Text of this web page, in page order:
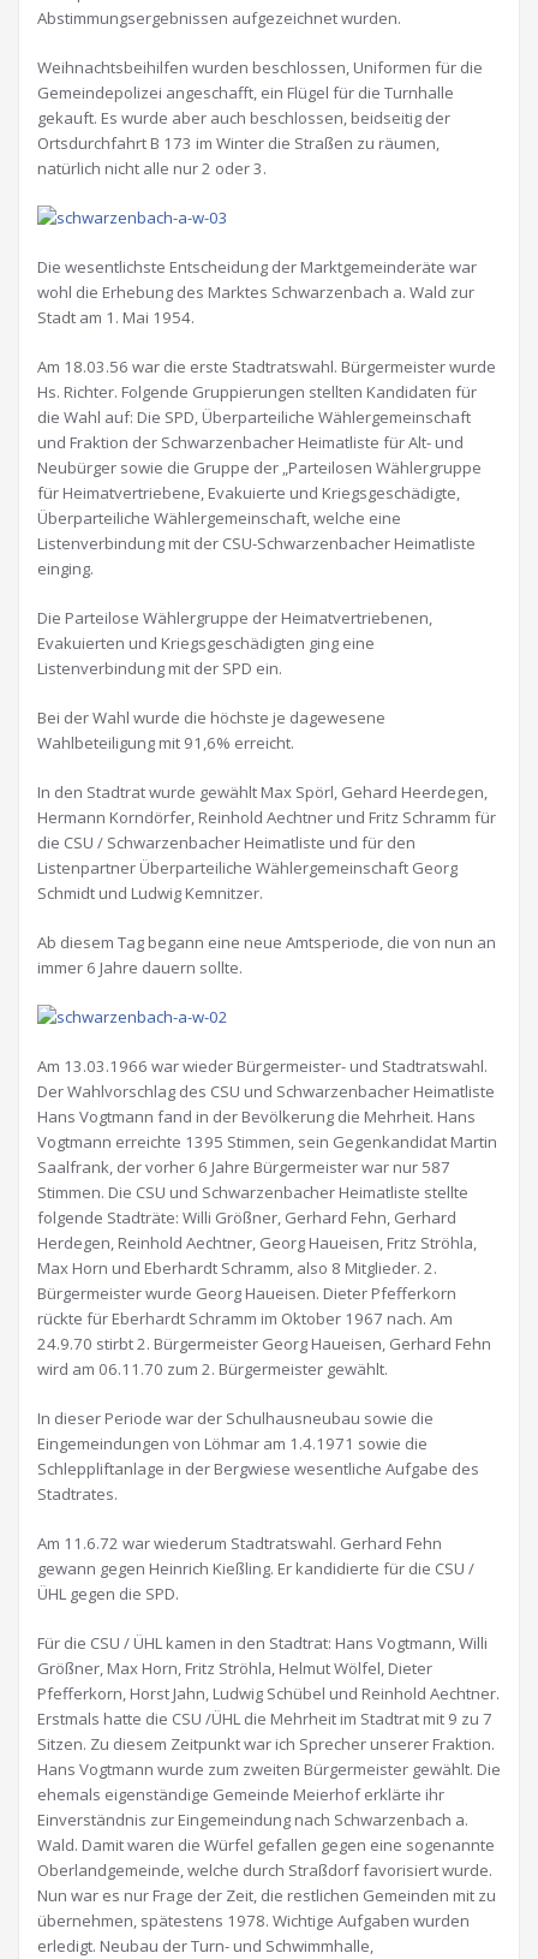
Abstimmungsergebnissen aufgezeichnet wurden.
Weihnachtsbeihilfen wurden beschlossen, Uniformen für die
Gemeindepolizei angeschafft, ein Flügel für die Turnhalle
gekauft. Es wurde aber auch beschlossen, beidseitig der
Ortsdurchfahrt B 173 im Winter die Straßen zu räumen,
natürlich nicht alle nur 2 oder 3.
Die wesentlichste Entscheidung der Marktgemeinderäte war
wohl die Erhebung des Marktes Schwarzenbach a. Wald zur
Stadt am 1. Mai 1954.
Am 18.03.56 war die erste Stadtratswahl. Bürgermeister wurde
Hs. Richter. Folgende Gruppierungen stellten Kandidaten für
die Wahl auf: Die SPD, Überparteiliche Wählergemeinschaft
und Fraktion der Schwarzenbacher Heimatliste für Alt- und
Neubürger sowie die Gruppe der „Parteilosen Wählergruppe
für Heimatvertriebene, Evakuierte und Kriegsgeschädigte,
Überparteiliche Wählergemeinschaft, welche eine
Listenverbindung mit der CSU-Schwarzenbacher Heimatliste
einging.
Die Parteilose Wählergruppe der Heimatvertriebenen,
Evakuierten und Kriegsgeschädigten ging eine
Listenverbindung mit der SPD ein.
Bei der Wahl wurde die höchste je dagewesene
Wahlbeteiligung mit 91,6% erreicht.
In den Stadtrat wurde gewählt Max Spörl, Gehard Heerdegen,
Hermann Korndörfer, Reinhold Aechtner und Fritz Schramm für
die CSU / Schwarzenbacher Heimatliste und für den
Listenpartner Überparteiliche Wählergemeinschaft Georg
Schmidt und Ludwig Kemnitzer.
Ab diesem Tag begann eine neue Amtsperiode, die von nun an
immer 6 Jahre dauern sollte.
Am 13.03.1966 war wieder Bürgermeister- und Stadtratswahl.
Der Wahlvorschlag des CSU und Schwarzenbacher Heimatliste
Hans Vogtmann fand in der Bevölkerung die Mehrheit. Hans
Vogtmann erreichte 1395 Stimmen, sein Gegenkandidat Martin
Saalfrank, der vorher 6 Jahre Bürgermeister war nur 587
Stimmen. Die CSU und Schwarzenbacher Heimatliste stellte
folgende Stadträte: Willi Größner, Gerhard Fehn, Gerhard
Herdegen, Reinhold Aechtner, Georg Haueisen, Fritz Ströhla,
Max Horn und Eberhardt Schramm, also 8 Mitglieder. 2.
Bürgermeister wurde Georg Haueisen. Dieter Pfefferkorn
rückte für Eberhardt Schramm im Oktober 1967 nach. Am
24.9.70 stirbt 2. Bürgermeister Georg Haueisen, Gerhard Fehn
wird am 06.11.70 zum 2. Bürgermeister gewählt.
In dieser Periode war der Schulhausneubau sowie die
Eingemeindungen von Löhmar am 1.4.1971 sowie die
Schleppliftanlage in der Bergwiese wesentliche Aufgabe des
Stadtrates.
Am 11.6.72 war wiederum Stadtratswahl. Gerhard Fehn
gewann gegen Heinrich Kießling. Er kandidierte für die CSU /
ÜHL gegen die SPD.
Für die CSU / ÜHL kamen in den Stadtrat: Hans Vogtmann, Willi
Größner, Max Horn, Fritz Ströhla, Helmut Wölfel, Dieter
Pfefferkorn, Horst Jahn, Ludwig Schübel und Reinhold Aechtner.
Erstmals hatte die CSU /ÜHL die Mehrheit im Stadtrat mit 9 zu 7
Sitzen. Zu diesem Zeitpunkt war ich Sprecher unserer Fraktion.
Hans Vogtmann wurde zum zweiten Bürgermeister gewählt. Die
ehemals eigenständige Gemeinde Meierhof erklärte ihr
Einverständnis zur Eingemeindung nach Schwarzenbach a.
Wald. Damit waren die Würfel gefallen gegen eine sogenannte
Oberlandgemeinde, welche durch Straßdorf favorisiert wurde.
Nun war es nur Frage der Zeit, die restlichen Gemeinden mit zu
übernehmen, spätestens 1978. Wichtige Aufgaben wurden
erledigt. Neubau der Turn- und Schwimmhalle,